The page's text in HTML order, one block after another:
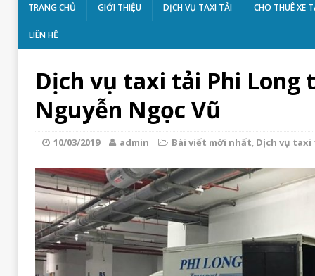
TRANG CHỦ GIỚI THIỆU DỊCH VỤ TAXI TẢI CHO THUÊ XE
LIÊN HỆ
Dịch vụ taxi tải Phi Long
Nguyễn Ngọc Vũ
10/03/2019 admin Bài viết mới nhất, Dịch vụ taxi